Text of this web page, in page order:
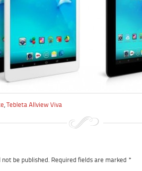
Tebleta Allview Viva
be published. Required fields are marked *